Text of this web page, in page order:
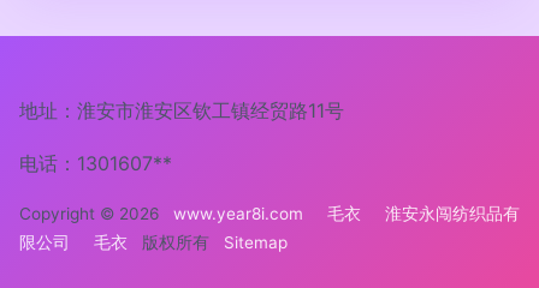
地址：淮安市淮安区钦工镇经贸路11号
电话：1301607**
Copyright © 2026 www.year8i.com 毛衣
淮安永闯纺织品有
限公司
毛衣 版权所有 Sitemap